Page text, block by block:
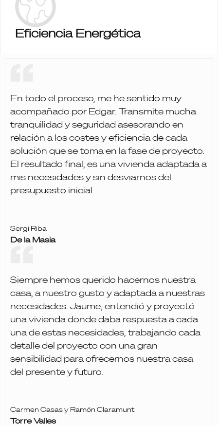
Eficiencia Energética
En todo el proceso, me he sentido muy
acompañado por Edgar. Transmite mucha
tranquilidad y seguridad asesorando en
relación a los costes y eficiencia de cada
solución que se toma en la fase de proyecto.
El resultado final, es una vivienda adaptada a
mis necesidades y sin desviarnos del
presupuesto inicial.
Sergi Riba
De la Masia
Siempre hemos querido hacernos nuestra
casa, a nuestro gusto y adaptada a nuestras
necesidades. Jaume, entendió y proyectó
una vivienda donde daba respuesta a cada
una de estas necesidades, trabajando cada
detalle del proyecto con una gran
sensibilidad para ofrecernos nuestra casa
del presente y futuro.
Carmen Casas y Ramón Claramunt
Torre Valles